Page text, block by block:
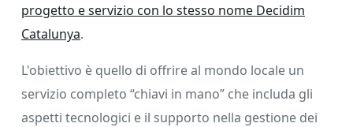
progetto e servizio con lo stesso nome Decidim
Catalunya.
L'obiettivo è quello di offrire al mondo locale un
servizio completo “chiavi in ​​mano” che includa gli
aspetti tecnologici e il supporto nella gestione dei